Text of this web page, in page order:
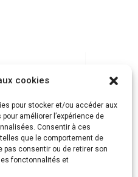
cookies
pour stocker et/ou accéder aux
améliorer l’expérience de
Consentir à ces
que le comportement de
pas consentir ou de retirer son
fonctonnalités et